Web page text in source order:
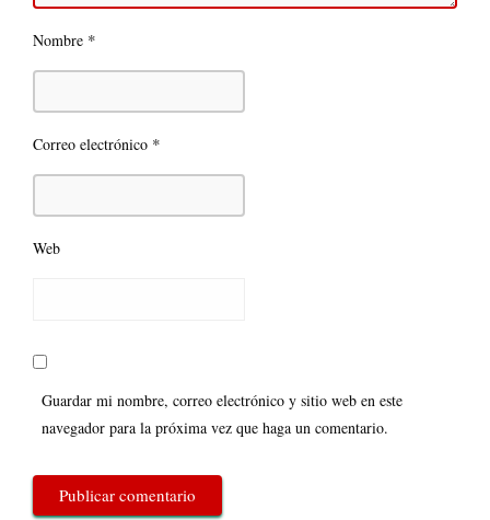
Nombre *
Correo electrónico *
Web
Guardar mi nombre, correo electrónico y sitio web en este
navegador para la próxima vez que haga un comentario.